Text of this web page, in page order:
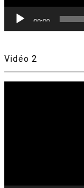
00:00
Vidéo 2